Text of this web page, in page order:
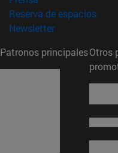
Reserva de espacios
Newsletter(abre en nueva
Patronos principalesOtros